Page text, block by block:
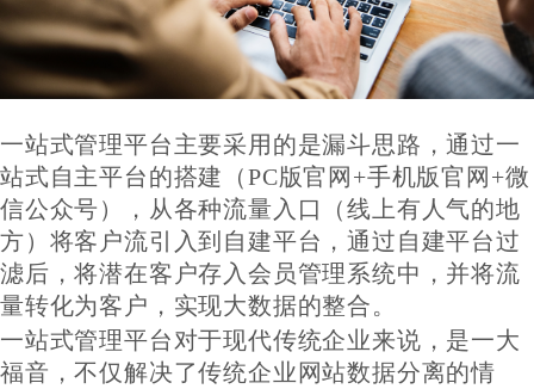
一站式管理平台主要采用的是漏斗思路，通过一
站式自主平台的搭建（PC版官网+手机版官网+微
信公众号），从各种流量入口（线上有人气的地
方）将客户流引入到自建平台，通过自建平台过
滤后，将潜在客户存入会员管理系统中，并将流
量转化为客户，实现大数据的整合。
一站式管理平台对于现代传统企业来说，是一大
福音，不仅解决了传统企业网站数据分离的情